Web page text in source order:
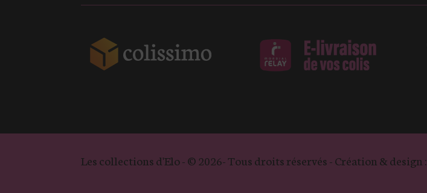
Les collections d'Elo - © 2026- Tous droits réservés - Création & design :